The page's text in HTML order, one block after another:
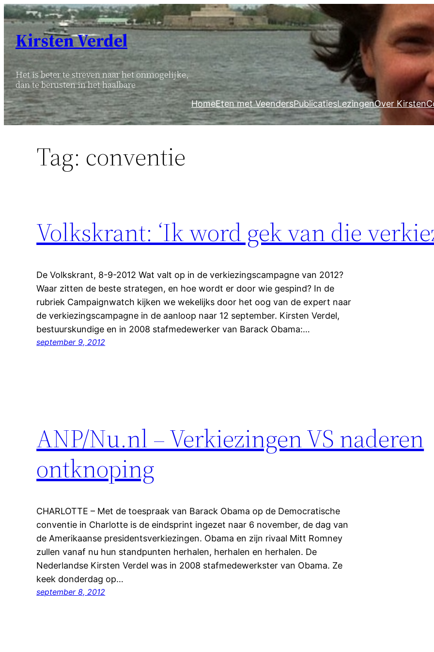
Ga
naar
inhoud
Kirsten Verdel
Het is beter te streven naar het onmogelijke,
dan te berusten in het haalbare
HomeEten met VeendersPublicatiesLezingenOver Kirsten
Tag: conventie
Volkskrant: ‘Ik word gek van die
De Volkskrant, 8-9-2012 Wat valt op in de verkiezingscampagne van 2012?
Waar zitten de beste strategen, en hoe wordt er door wie gespind? In de
rubriek Campaignwatch kijken we wekelijks door het oog van de expert naar
de verkiezingscampagne in de aanloop naar 12 september. Kirsten Verdel,
bestuurskundige en in 2008 stafmedewerker van Barack Obama:…
september 9, 2012
ANP/Nu.nl – Verkiezingen VS naderen
ontknoping
CHARLOTTE – Met de toespraak van Barack Obama op de Democratische
conventie in Charlotte is de eindsprint ingezet naar 6 november, de dag van
de Amerikaanse presidentsverkiezingen. Obama en zijn rivaal Mitt Romney
zullen vanaf nu hun standpunten herhalen, herhalen en herhalen. De
Nederlandse Kirsten Verdel was in 2008 stafmedewerkster van Obama. Ze
keek donderdag op…
september 8, 2012